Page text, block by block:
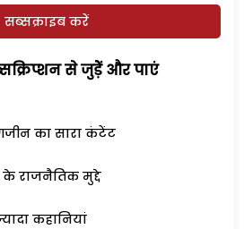
सब्सक्राइब करें
से जुड़ेें और पाएं
का सारा कंटेंट
राजनैतिक मुद्दे
कहानियां